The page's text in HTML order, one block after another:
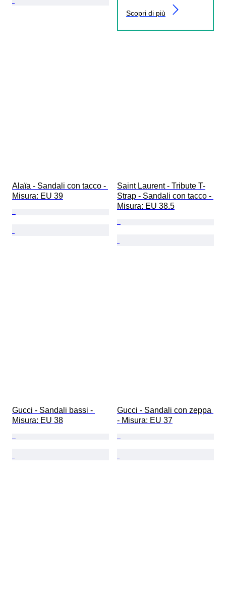
Scopri di più
Alaïa - Sandali con tacco -
Misura: EU 39
Saint Laurent - Tribute T-
Strap - Sandali con tacco -
Misura: EU 38.5
Gucci - Sandali bassi -
Misura: EU 38
Gucci - Sandali con zeppa
- Misura: EU 37